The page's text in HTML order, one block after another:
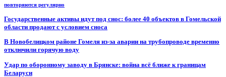
повторяются регулярно
Государственные активы идут под снос: более 40 объектов в Гомельской
области продают с условием сноса
В Новобелицком районе Гомеля из-за аварии на трубопроводе временно
отключили горячую воду
Удар по оборонному заводу в Брянске: война всё ближе к границам
Беларуси